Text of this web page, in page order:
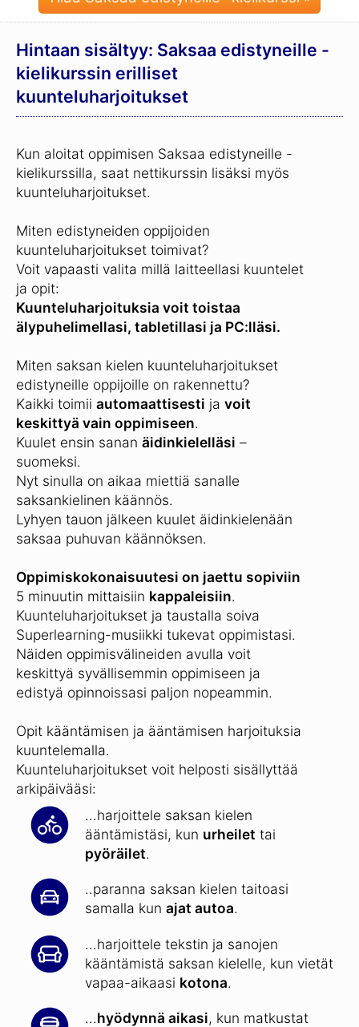
Hintaan sisältyy: Saksaa edistyneille -
kielikurssin erilliset
kuunteluharjoitukset
Kun aloitat oppimisen Saksaa edistyneille -
kielikurssilla, saat nettikurssin lisäksi myös
kuunteluharjoitukset.
Miten edistyneiden oppijoiden
kuunteluharjoitukset toimivat?
Voit vapaasti valita millä laitteellasi kuuntelet
ja opit:
Kuunteluharjoituksia voit toistaa
älypuhelimellasi, tabletillasi ja PC:lläsi.
Miten saksan kielen kuunteluharjoitukset
edistyneille oppijoille on rakennettu?
Kaikki toimii automaattisesti ja voit
keskittyä vain oppimiseen.
Kuulet ensin sanan äidinkielelläsi –
suomeksi.
Nyt sinulla on aikaa miettiä sanalle
saksankielinen käännös.
Lyhyen tauon jälkeen kuulet äidinkielenään
saksaa puhuvan käännöksen.
Oppimiskokonaisuutesi on jaettu sopiviin
5 minuutin mittaisiin kappaleisiin.
Kuunteluharjoitukset ja taustalla soiva
Superlearning-musiikki tukevat oppimistasi.
Näiden oppimisvälineiden avulla voit
keskittyä syvällisemmin oppimiseen ja
edistyä opinnoissasi paljon nopeammin.
Opit kääntämisen ja ääntämisen harjoituksia
kuuntelemalla.
Kuunteluharjoitukset voit helposti sisällyttää
arkipäivääsi:
...harjoittele saksan kielen
ääntämistäsi, kun urheilet tai
pyöräilet.
..paranna saksan kielen taitoasi
samalla kun ajat autoa.
...harjoittele tekstin ja sanojen
kääntämistä saksan kielelle, kun vietät
vapaa-aikaasi kotona.
...hyödynnä aikasi, kun matkustat